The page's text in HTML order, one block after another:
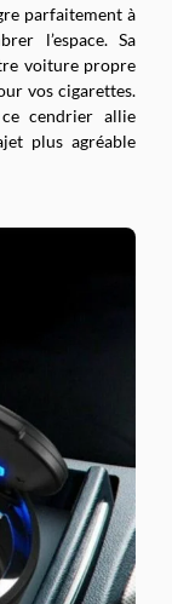
parfaitement à
l’espace. Sa
voiture propre
vos cigarettes.
cendrier allie
plus agréable